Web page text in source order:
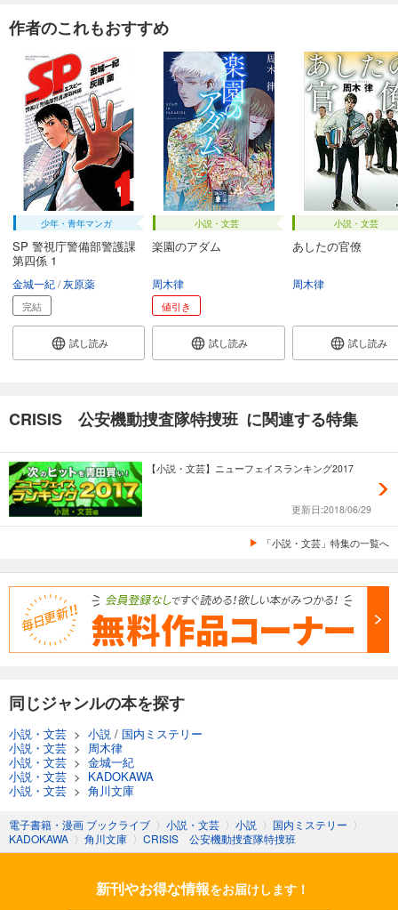
作者のこれもおすすめ
少年・青年マンガ
SP 警視庁警備部警護課
第四係 1
金城一紀 灰原薬
完結
試し読み
小説・文芸
楽園のアダム
周木律
値引き
試し読み
小説・文芸
あしたの官僚
周木律
試し読み
CRISIS 公安機動捜査隊特捜班 に関連する特集
【小説・文芸】ニューフェイスランキング2017
更新日:2018/06/29
「小説・文芸」特集の一覧へ
同じジャンルの本を探す
小説・文芸 > 小説 / 国内ミステリー
小説・文芸 > 周木律
小説・文芸 > 金城一紀
小説・文芸 > KADOKAWA
小説・文芸 > 角川文庫
電子書籍・漫画 ブックライブ 〉 小説・文芸 〉 小説 〉 国内ミステリー 〉
KADOKAWA 〉 角川文庫 〉 CRISIS 公安機動捜査隊特捜班
新刊やお得な情報をお届けします！